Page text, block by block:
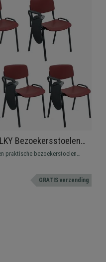
Bezoekersstoelen
Elegant en Veelzijdig,
Poten, Aubergine
praktische bezoekerstoelen
bezoekersstoel om in
voor klanten of bezoekers.
GRATIS verzending